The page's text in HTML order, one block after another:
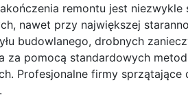
remontu jest niezwykle
nawet przy największej
budowlanego, drobnych
za pomocą standardowych
Profesjonalne firmy sprzątające